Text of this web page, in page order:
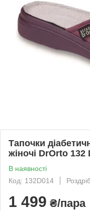
Тапочки
жіночі DrOrto 132
В наявності
Код: 132D014
1 499 ₴/пара